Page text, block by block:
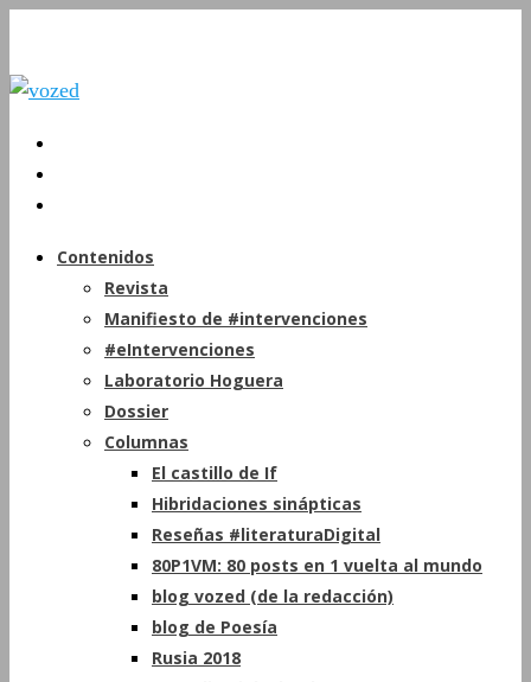
Contenidos
Revista
Manifiesto de #intervenciones
#eIntervenciones
Laboratorio Hoguera
Dossier
Columnas
El castillo de If
Hibridaciones sinápticas
Reseñas #literaturaDigital
80P1VM: 80 posts en 1 vuelta al mundo
blog vozed (de la redacción)
blog de Poesía
Rusia 2018